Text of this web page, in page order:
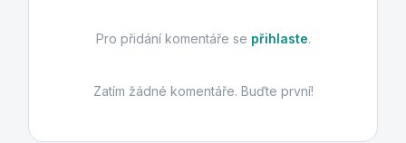
Pro přidání komentáře se přihlaste.
Zatím žádné komentáře. Buďte první!